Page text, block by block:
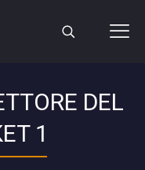
DEL
1